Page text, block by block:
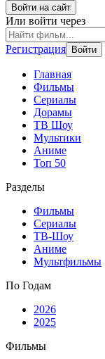
Войти на сайт
Или войти через
Регистрация Войти
Главная
Фильмы
Сериалы
Дорамы
ТВ Шоу
Мультики
Аниме
Топ 50
Разделы
Фильмы
Сериалы
ТВ-Шоу
Аниме
Мультфильмы
По Годам
2026
2025
Фильмы